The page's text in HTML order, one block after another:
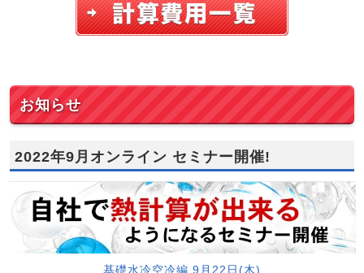
お知らせ
2022年9月オンライン セミナー開催!
基礎水冷空冷編 9月22日(木)